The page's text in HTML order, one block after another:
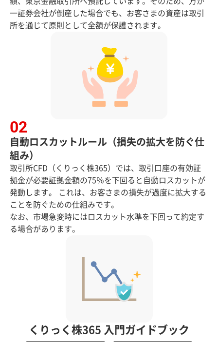
一証券会社が倒産した場合でも、お客さまの資産は取引
所を通じて原則として全額が保護されます。
自動ロスカットルール（損失の拡大を防ぐ仕
組み）
取引所CFD（くりっく株365）では、取引口座の有効証
拠金が必要証拠金額の75％を下回ると自動ロスカットが
発動します。 これは、お客さまの損失が過度に拡大する
ことを防ぐための仕組みです。
なお、市場急変時にはロスカット水準を下回って約定す
る場合があります。
くりっく株365 入門ガイドブック